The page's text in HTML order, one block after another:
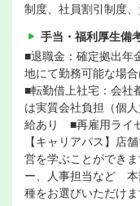
制度、社員割引制度
手当・福利厚生備
■退職金：確定拠出
地にて勤務可能な場
■転勤借上社宅：会社
は実質会社負担（個
給あり ■再雇用ライ
【キャリアパス】店
営を学ぶことができ
ー、人事担当など 本
種をお選びいただけま